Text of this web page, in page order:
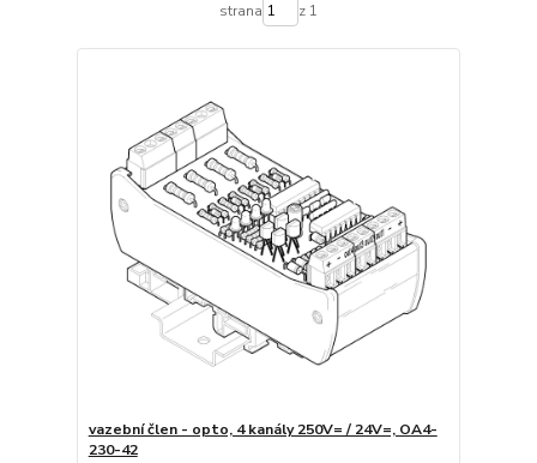
strana z 1
vazební člen - opto, 4 kanály 250V= / 24V=, OA4-
230-42